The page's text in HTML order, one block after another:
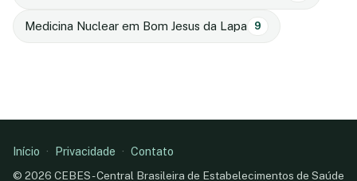
Medicina Nuclear em Bom Jesus da Lapa 9
Início · Privacidade · Contato
© 2026 CEBES - Central Brasileira de Estabelecimentos de Saúde